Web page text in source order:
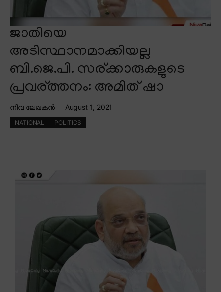
ജാതിയെ
അടിസ്ഥാനമാക്കിയല്ല
ബി.ജെ.പി. സര്ക്കാരുകളുടെ
പ്രവര്ത്തനം: അമിത് ഷാ
നിവ ലേഖകൻ August 1, 2021
NATIONAL POLITICS